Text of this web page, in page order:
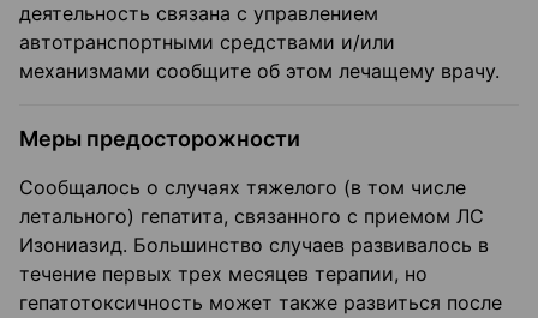
деятельность связана с управлением
автотранспортными средствами и/или
механизмами сообщите об этом лечащему врачу.
Меры предосторожности
Сообщалось о случаях тяжелого (в том числе
летального) гепатита, связанного с приемом ЛС
Изониазид. Большинство случаев развивалось в
течение первых трех месяцев терапии, но
гепатотоксичность может также развиться после